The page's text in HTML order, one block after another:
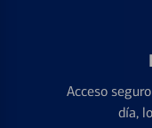
Acceso
día,